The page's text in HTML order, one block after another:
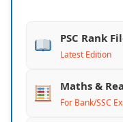
PSC Rank
Latest Edition
Maths &
For Bank/SSC